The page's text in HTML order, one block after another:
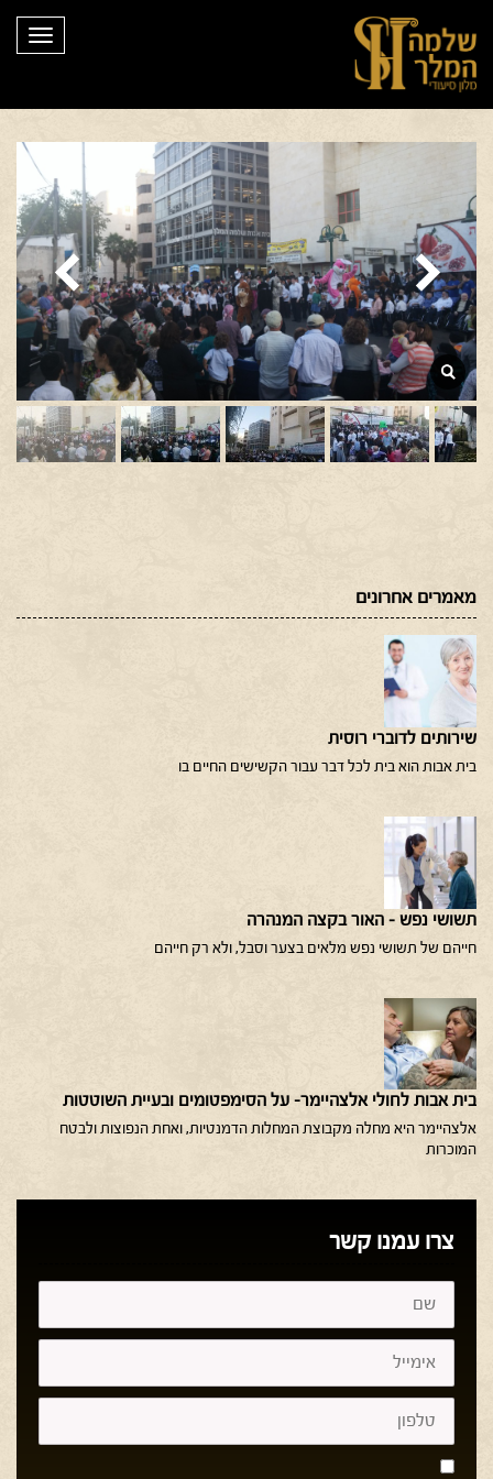
תפריט
מאמרים אחרונים
שירותים לדוברי רוסית
בית אבות הוא בית לכל דבר עבור הקשישים החיים בו
תשושי נפש – האור בקצה המנהרה
חייהם של תשושי נפש מלאים בצער וסבל, ולא רק חייהם
בית אבות לחולי אלצהיימר- על הסימפטומים ובעיית השוטטות
אלצהיימר היא מחלה מקבוצת המחלות הדמנטיות, ואחת הנפוצות ולבטח
המוכרות
צרו עמנו קשר